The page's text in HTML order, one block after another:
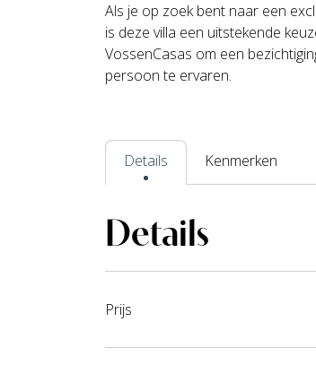
Als je op zoek bent naar een
is deze villa een uitstekende
VossenCasas om een
persoon te ervaren.
Details Kenmerken
Details
Prijs